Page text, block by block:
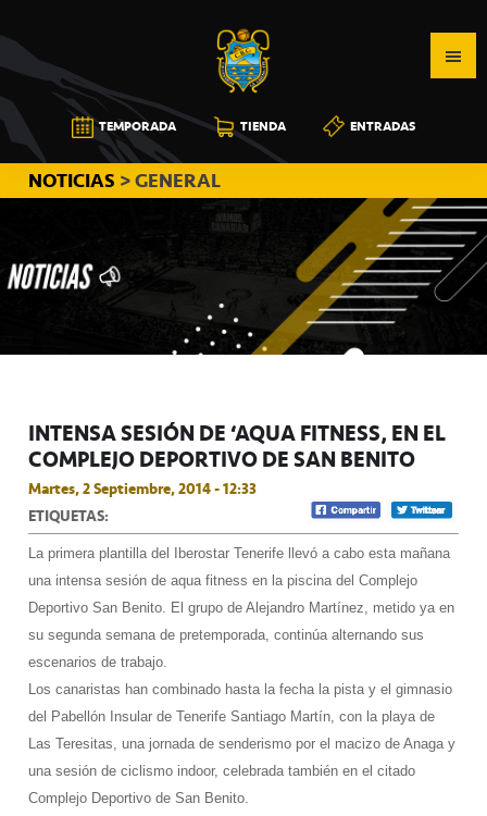
a
la
navegación
principal
al
contenido
principal
a
la
barra
lateral
principal
CB
CANARIAS
TEMPORADA TIENDA ENTRADAS
NOTICIAS > GENERAL
INTENSA SESIÓN DE ‘AQUA FITNESS’ EN EL
COMPLEJO DEPORTIVO DE SAN BENITO
Martes, 2 Septiembre, 2014 - 12:33
ETIQUETAS:
La primera plantilla del Iberostar Tenerife llevó a cabo esta mañana
una intensa sesión de aqua fitness en la piscina del Complejo
Deportivo San Benito. El grupo de Alejandro Martínez, metido ya en
su segunda semana de pretemporada, continúa alternando sus
escenarios de trabajo.
Los canaristas han combinado hasta la fecha la pista y el gimnasio
del Pabellón Insular de Tenerife Santiago Martín, con la playa de
Las Teresitas, una jornada de senderismo por el macizo de Anaga y
una sesión de ciclismo indoor, celebrada también en el citado
Complejo Deportivo de San Benito.